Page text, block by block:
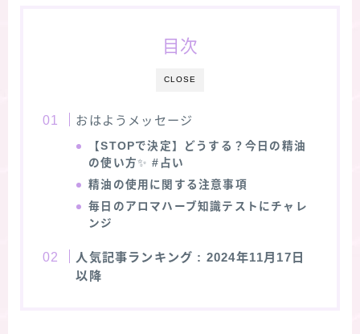
CLOSE
目次
おはようメッセージ
【STOPで決定】どうする？今日の精油
の使い方✨ #占い
精油の使用に関する注意事項
毎日のアロマハーブ知識テストにチャレ
ンジ
人気記事ランキング : 2024年11月17日
以降